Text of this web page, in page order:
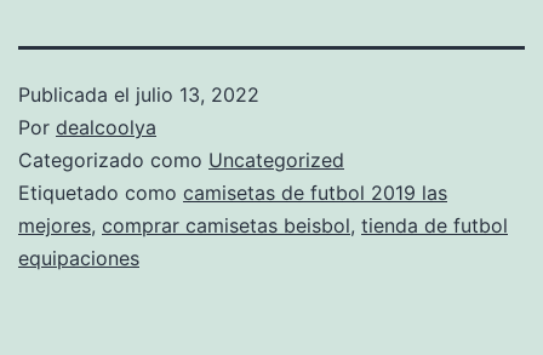
Publicada el julio 13, 2022
Por dealcoolya
Categorizado como Uncategorized
Etiquetado como camisetas de futbol 2019 las
mejores, comprar camisetas beisbol, tienda de futbol
equipaciones